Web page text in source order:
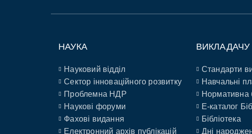
НАУКА
Науковий відділ
Сектор інноваційного розвитку
Проблемна НДР
Наукові форуми
Фахові видання
Електронний архів публікацій
ВИКЛАДАЧУ
Стандарти
Навчальні
Нормативна
E-каталог
Бібліотека
Дні